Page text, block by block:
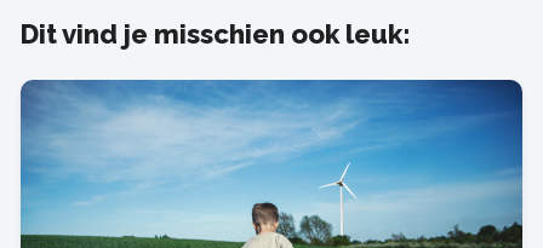
Dit vind je misschien ook leuk: